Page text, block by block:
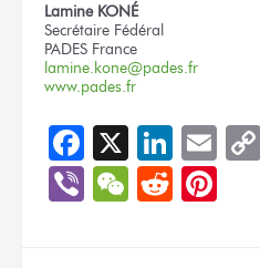
Lamine KONÉ
Secrétaire Fédéral
PADES France
lamine.kone@pades.fr
www.pades.fr
Facebook
X
ViberWeChat
Reddit